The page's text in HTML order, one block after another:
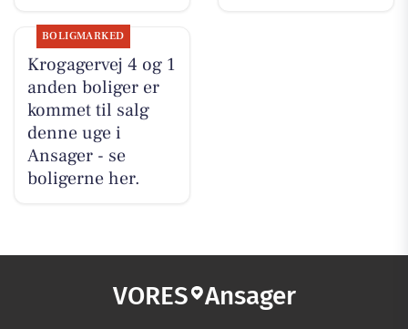
BOLIGMARKED
Krogagervej 4 og 1
anden boliger er
kommet til salg
denne uge i
Ansager - se
boligerne her.
VORES Ansager